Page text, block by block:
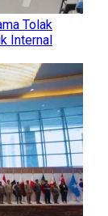
Tolak
Internal